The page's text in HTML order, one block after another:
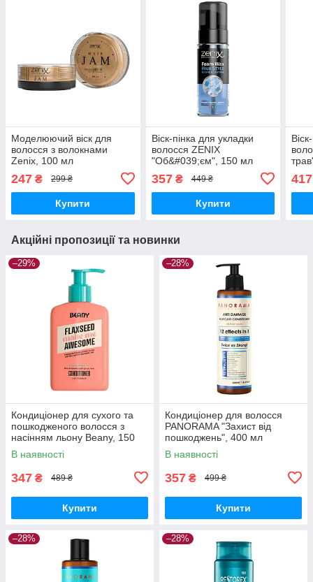
Моделюючий віск для
волосся з волокнами
Zenix, 100 мл
247 ₴ 299 ₴
Купити
Віск-пінка для укладки
волосся ZENIX
"Об&#039;єм", 150 мл
357₴ 449 ₴
Купити
417
Акційні пропозиції та новинки
–29%
Кондиціонер для сухого та
пошкодженого волосся з
насінням льону Beany, 150
мл
В наявності
347 ₴ 489 ₴
Купити
–28%
Кондиціонер для волосся
PANORAMA "Захист від
пошкоджень", 400 мл
В наявності
357 ₴ 499 ₴
Купити
–28% –28%